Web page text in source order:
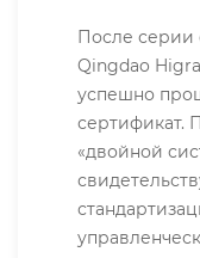
После серии
Qingdao
успешно
сертификат.
«двойной